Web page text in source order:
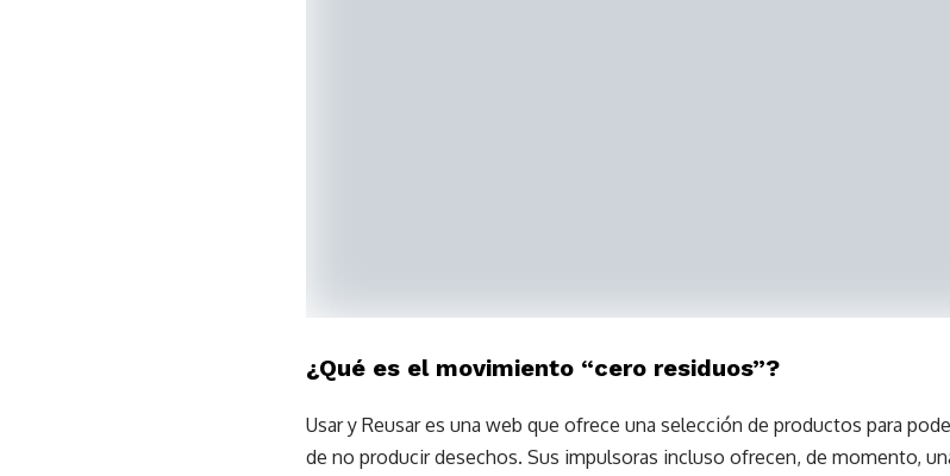
¿Qué es el movimiento “cero residuos”?
Usar y Reusar es una web que ofrece una selección de productos para
de no producir desechos. Sus impulsoras incluso ofrecen, de momento,